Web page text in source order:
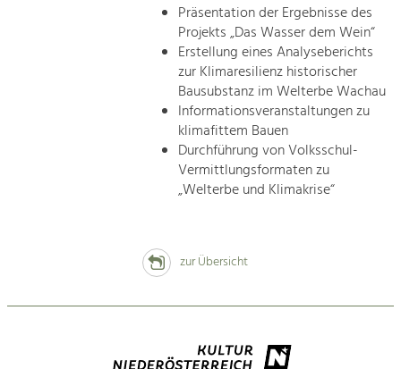
Präsentation der Ergebnisse des
Projekts „Das Wasser dem Wein“
Erstellung eines Analyseberichts
zur Klimaresilienz historischer
Bausubstanz im Welterbe Wachau
Informationsveranstaltungen zu
klimafittem Bauen
Durchführung von Volksschul-
Vermittlungsformaten zu
„Welterbe und Klimakrise“
zur Übersicht